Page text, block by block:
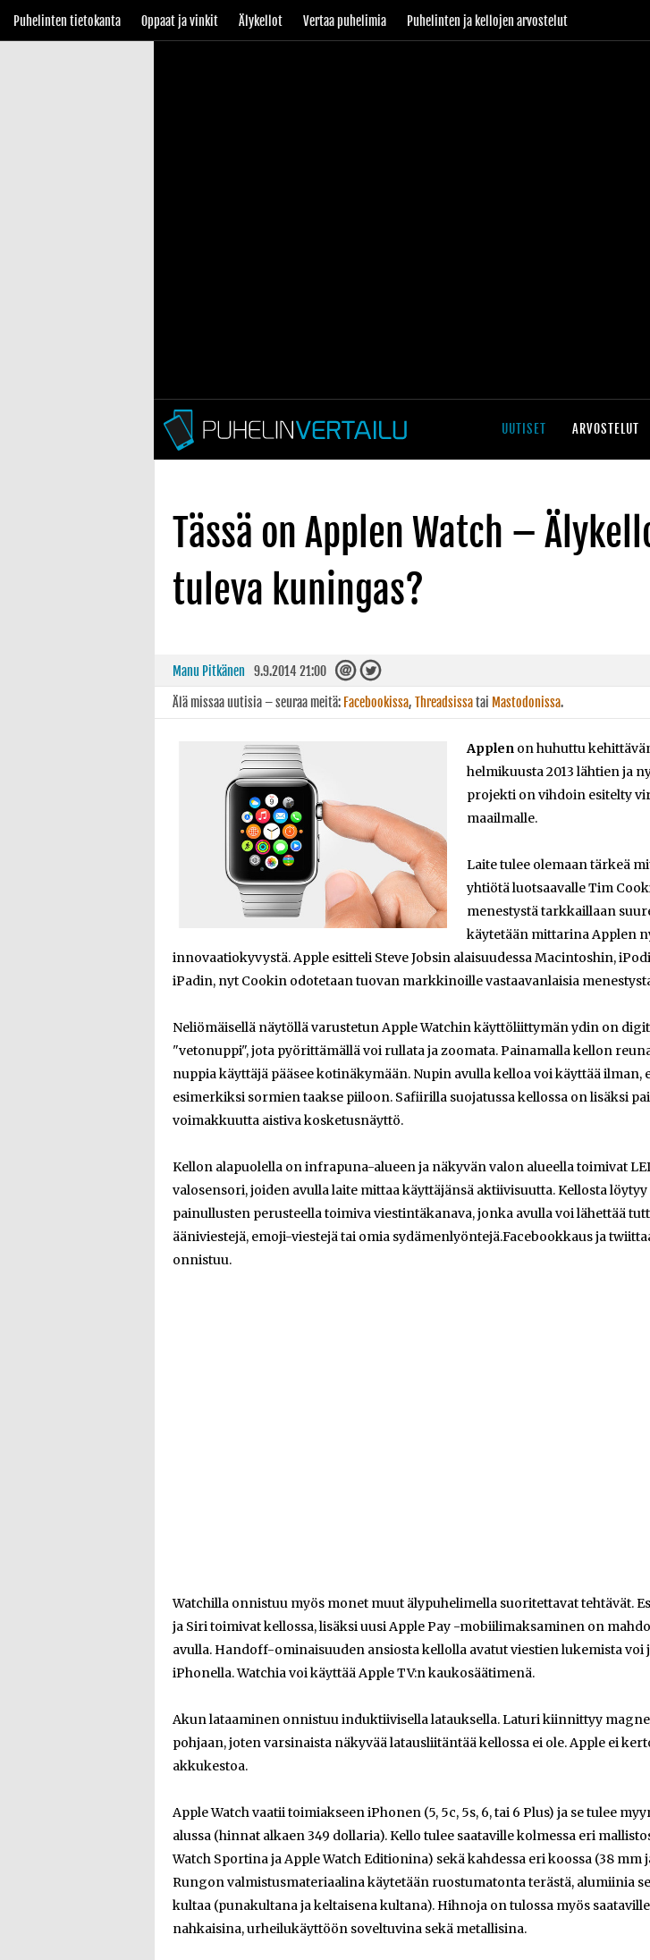
Puhelinten tietokanta Oppaat ja vinkit Älykellot Vertaa puhelimia Puhelinten ja kellojen arvostelut
UUTISET ARVOSTELUT
Tässä on Applen Watch –
tuleva kuningas?
Manu Pitkänen 9.9.2014 21:00
Älä missaa uutisia – seuraa meitä: Facebookissa, Threadsissatai Mastodonissa.
Applen on huhuttu
helmikuusta 2013 lähtien ja
projekti on vihdoin esitelty
maailmalle.
Laite tulee olemaan tärkeä
yhtiötä luotsaavalle Tim
menestystä tarkkaillaan
käytetään mittarina Applen
innovaatiokyvystä. Apple esitteli Steve Jobsin alaisuudessa Macintoshin,
iPadin, nyt Cookin odotetaan tuovan markkinoille vastaavanlaisia
Neliömäisellä näytöllä varustetun Apple Watchin käyttöliittymän ydin on
"vetonuppi", jota pyörittämällä voi rullata ja zoomata. Painamalla kellon
nuppia käyttäjä pääsee kotinäkymään. Nupin avulla kelloa voi käyttää ilman,
esimerkiksi sormien taakse piiloon. Safiirilla suojatussa kellossa on lisäksi
voimakkuutta aistiva kosketusnäyttö.
Kellon alapuolella on infrapuna-alueen ja näkyvän valon alueella toimivat
valosensori, joiden avulla laite mittaa käyttäjänsä aktiivisuutta. Kellosta
painullusten perusteella toimiva viestintäkanava, jonka avulla voi lähettää
ääniviestejä, emoji-viestejä tai omia sydämenlyöntejä.Facebookkaus ja
onnistuu.
Watchilla onnistuu myös monet muut älypuhelimella suoritettavat tehtävät.
ja Siri toimivat kellossa, lisäksi uusi Apple Pay -mobiilimaksaminen on
avulla. Handoff-ominaisuuden ansiosta kellolla avatut viestien lukemista voi
iPhonella. Watchia voi käyttää Apple TV:n kaukosäätimenä.
Akun lataaminen onnistuu induktiivisella latauksella. Laturi kiinnittyy
pohjaan, joten varsinaista näkyvää latausliitäntää kellossa ei ole. Apple ei
akkukestoa.
Apple Watch vaatii toimiakseen iPhonen (5, 5c, 5s, 6, tai 6 Plus) ja se tulee
alussa (hinnat alkaen 349 dollaria). Kello tulee saataville kolmessa eri
Watch Sportina ja Apple Watch Editionina) sekä kahdessa eri koossa (38 mm
Rungon valmistusmateriaalina käytetään ruostumatonta terästä, alumiinia
kultaa (punakultana ja keltaisena kultana). Hihnoja on tulossa myös
nahkaisina, urheilukäyttöön soveltuvina sekä metallisina.